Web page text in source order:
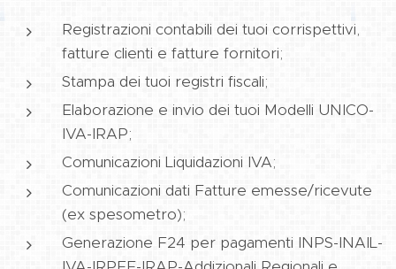
Registrazioni contabili dei tuoi corrispettivi,
fatture clienti e fatture fornitori;
Stampa dei tuoi registri fiscali;
Elaborazione e invio dei tuoi Modelli UNICO-
IVA-IRAP;
Comunicazioni Liquidazioni IVA;
Comunicazioni dati Fatture emesse/ricevute
(ex spesometro);
Generazione F24 per pagamenti INPS-INAIL-